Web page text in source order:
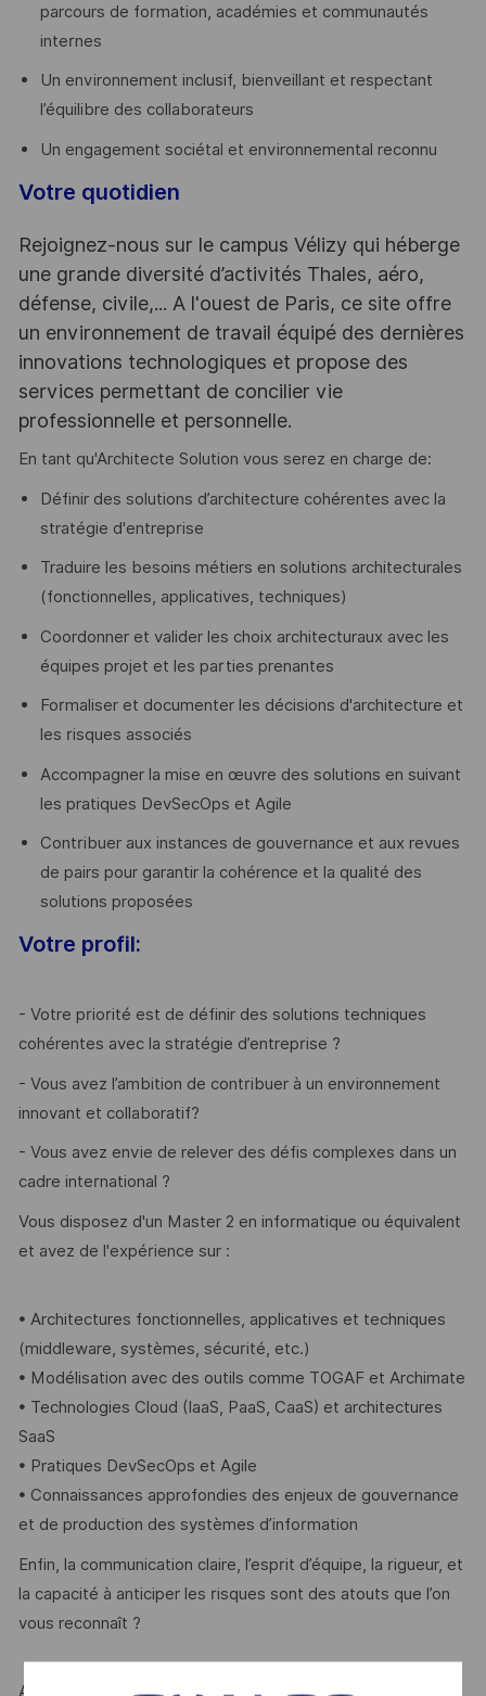
parcours de formation, académies et communautés
internes
Un environnement inclusif, bienveillant et respectant
l’équilibre des collaborateurs
Un engagement sociétal et environnemental reconnu
Votre quotidien
Rejoignez-nous sur le campus Vélizy qui héberge
une grande diversité d’activités Thales, aéro,
défense, civile,... A l'ouest de Paris, ce site offre
un environnement de travail équipé des dernières
innovations technologiques et propose des
services permettant de concilier vie
professionnelle et personnelle.
En tant qu'Architecte Solution vous serez en charge de:
Définir des solutions d’architecture cohérentes avec la
stratégie d'entreprise
Traduire les besoins métiers en solutions architecturales
(fonctionnelles, applicatives, techniques)
Coordonner et valider les choix architecturaux avec les
équipes projet et les parties prenantes
Formaliser et documenter les décisions d'architecture et
les risques associés
Accompagner la mise en œuvre des solutions en suivant
les pratiques DevSecOps et Agile
Contribuer aux instances de gouvernance et aux revues
de pairs pour garantir la cohérence et la qualité des
solutions proposées
Votre profil:
- Votre priorité est de définir des solutions techniques
cohérentes avec la stratégie d’entreprise ?
- Vous avez l’ambition de contribuer à un environnement
innovant et collaboratif?
- Vous avez envie de relever des défis complexes dans un
cadre international ?
Vous disposez d'un Master 2 en informatique ou équivalent
et avez de l'expérience sur :
• Architectures fonctionnelles, applicatives et techniques
(middleware, systèmes, sécurité, etc.)
• Modélisation avec des outils comme TOGAF et Archimate
• Technologies Cloud (IaaS, PaaS, CaaS) et architectures
SaaS
• Pratiques DevSecOps et Agile
• Connaissances approfondies des enjeux de gouvernance
et de production des systèmes d’information
Enfin, la communication claire, l’esprit d’équipe, la rigueur, et
la capacité à anticiper les risques sont des atouts que l’on
vous reconnaît ?